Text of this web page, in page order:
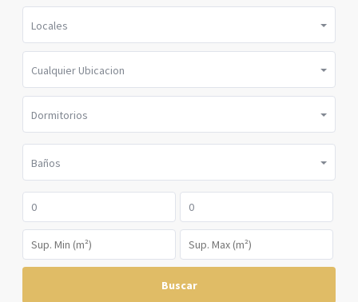
Locales
Cualquier Ubicacion
Dormitorios
Baños
Buscar